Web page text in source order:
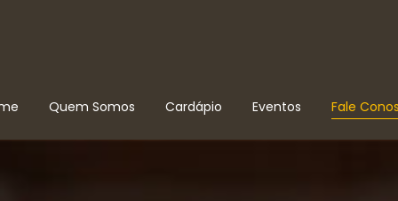
Quem Somos Cardápio Eventos Fale